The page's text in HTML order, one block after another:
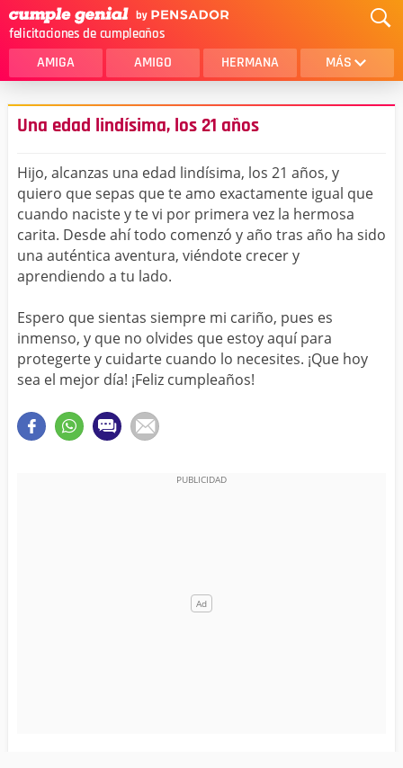
felicitaciones de cumpleaños
AMIGA AMIGO HERMANA MÁS
MAMA
AMOR
SOBRINA
HIJA
HERMANO
HIJO
NOVIA
ESPOSO
PAPA
TIA
CUÑADA
ALGUIEN ESPECIAL
PRIMO
Una edad lindísima, los 21 años
Hijo, alcanzas una edad lindísima, los 21 años, y
quiero que sepas que te amo exactamente igual que
cuando naciste y te vi por primera vez la hermosa
carita. Desde ahí todo comenzó y año tras año ha sido
una auténtica aventura, viéndote crecer y
aprendiendo a tu lado.
Espero que sientas siempre mi cariño, pues es
inmenso, y que no olvides que estoy aquí para
protegerte y cuidarte cuando lo necesites. ¡Que hoy
sea el mejor día! ¡Feliz cumpleaños!